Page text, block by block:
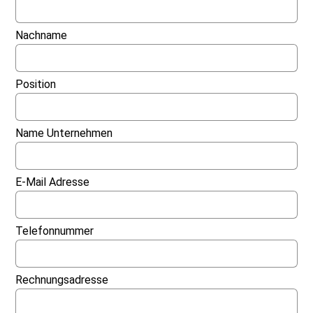
Nachname
Position
Name Unternehmen
E-Mail Adresse
Telefonnummer
Rechnungsadresse